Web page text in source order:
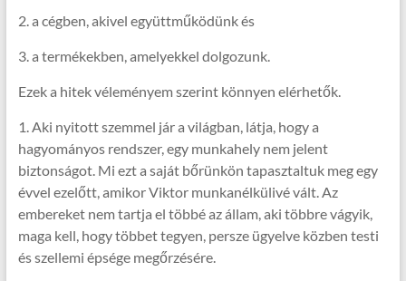
2. a cégben, akivel együttműködünk és
3. a termékekben, amelyekkel dolgozunk.
Ezek a hitek véleményem szerint könnyen elérhetők.
1. Aki nyitott szemmel jár a világban, látja, hogy a
hagyományos rendszer, egy munkahely nem jelent
biztonságot. Mi ezt a saját bőrünkön tapasztaltuk meg egy
évvel ezelőtt, amikor Viktor munkanélkülivé vált. Az
embereket nem tartja el többé az állam, aki többre vágyik,
maga kell, hogy többet tegyen, persze ügyelve közben testi
és szellemi épsége megőrzésére.